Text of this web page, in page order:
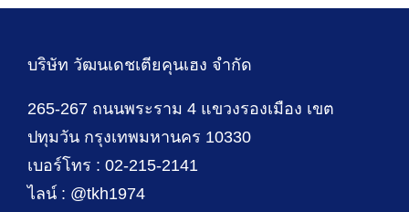
บริษัท วัฒนเดชเตียคุนเฮง จำกัด
265-267 ถนนพระราม 4 แขวงรองเมือง เขต
ปทุมวัน กรุงเทพมหานคร 10330
เบอร์โทร : 02-215-2141
ไลน์ : @tkh1974